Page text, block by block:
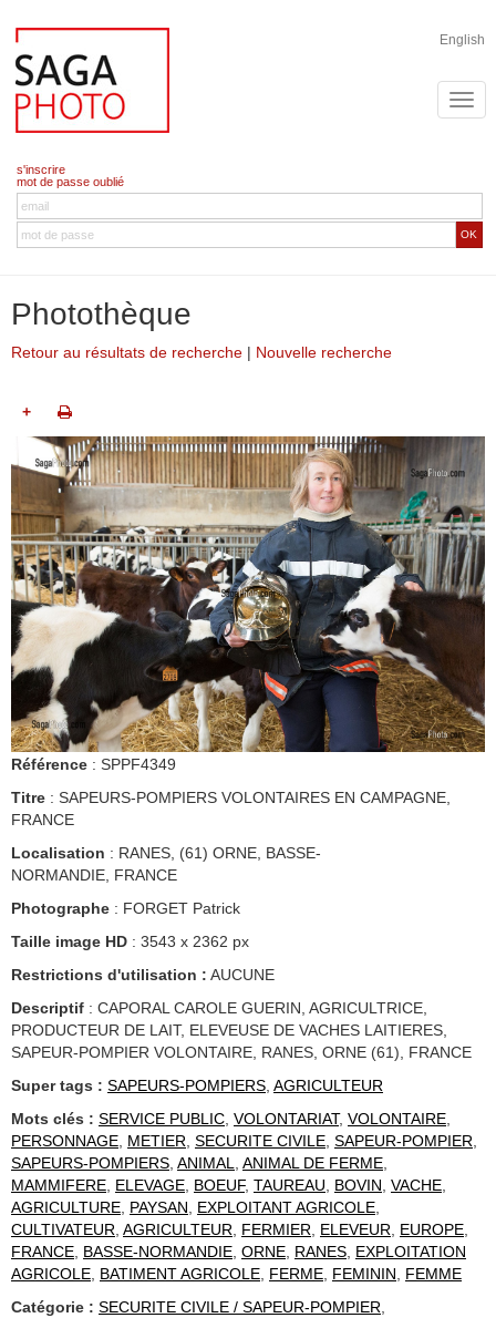
English
s'inscrire
mot de passe oublié
OK
Photothèque
Retour au résultats de recherche | Nouvelle recherche
+
Référence : SPPF4349
Titre : SAPEURS-POMPIERS VOLONTAIRES EN CAMPAGNE,
FRANCE
Localisation : RANES, (61) ORNE, BASSE-
NORMANDIE, FRANCE
Photographe : FORGET Patrick
Taille image HD : 3543 x 2362 px
Restrictions d'utilisation : AUCUNE
Descriptif : CAPORAL CAROLE GUERIN, AGRICULTRICE,
PRODUCTEUR DE LAIT, ELEVEUSE DE VACHES LAITIERES,
SAPEUR-POMPIER VOLONTAIRE, RANES, ORNE (61), FRANCE
Super tags : SAPEURS-POMPIERS, AGRICULTEUR
Mots clés : SERVICE PUBLIC, VOLONTARIAT, VOLONTAIRE,
PERSONNAGE, METIER, SECURITE CIVILE, SAPEUR-POMPIER,
SAPEURS-POMPIERS, ANIMAL, ANIMAL DE FERME,
MAMMIFERE, ELEVAGE, BOEUF, TAUREAU, BOVIN, VACHE,
AGRICULTURE, PAYSAN, EXPLOITANT AGRICOLE,
CULTIVATEUR, AGRICULTEUR, FERMIER, ELEVEUR, EUROPE,
FRANCE, BASSE-NORMANDIE, ORNE, RANES, EXPLOITATION
AGRICOLE, BATIMENT AGRICOLE, FERME, FEMININ, FEMME
Catégorie : SECURITE CIVILE / SAPEUR-POMPIER,